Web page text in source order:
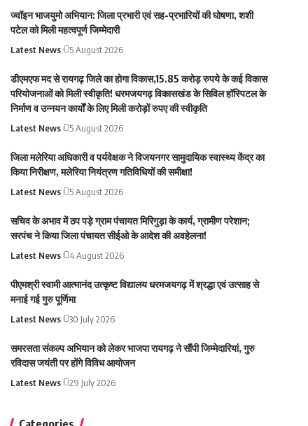
ज्वॉइन भाजयुमो अभियान: जिला प्रभारी एवं सह-प्रभारियों की घोषणा, शशी
पटेल को मिली महत्वपूर्ण जिम्मेदारी
Latest News 5 August 2026
डीएमएफ मद से रायगढ़ जिले का होगा विकास,15.85 करोड़ रुपये के कई विकास
परियोजनाओं को मिली स्वीकृति! धरमजयगढ़ विकासखंड के सिविल हॉस्पिटल के
निर्माण व उन्नयन कार्यों के लिए मिली करोड़ों रुपए की स्वीकृति
Latest News 5 August 2026
जिला मलेरिया अधिकारी व पर्यवेक्षक ने विजयनगर सामुदायिक स्वास्थ्य केंद्र का
किया निरीक्षण, मलेरिया नियंत्रण गतिविधियों की समीक्षा!
Latest News 5 August 2026
सचिव के अभाव में ठप पड़े ग्राम पंचायत मिरिगुड़ा के कार्य, ग्रामीण परेशान;
सरपंच ने किया जिला पंचायत सीईओ के आदेश की अवहेलना!
Latest News 4 August 2026
पीएमश्री स्वामी आत्मानंद उत्कृष्ट विद्यालय धरमजयगढ़ में श्रद्धा एवं उत्साह से
मनाई गई गुरु पूर्णिमा
Latest News 30 July 2026
समरसता संकल्प अभियान को लेकर भाजपा रायगढ़ ने सौंपी जिम्मेदारियां, गुरु
रविदास जयंती पर होंगे विविध आयोजन
Latest News 29 July 2026